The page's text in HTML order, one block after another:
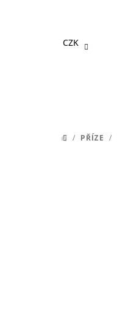
CZK
DOMŮ
/ PŘÍZE /